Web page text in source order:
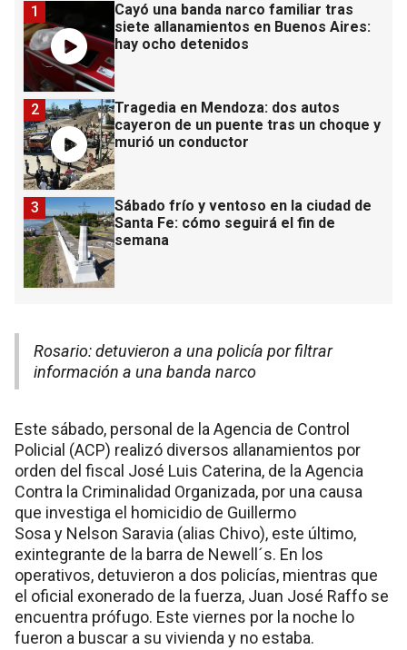
Cayó una banda narco familiar tras
siete allanamientos en Buenos Aires:
hay ocho detenidos
1
Tragedia en Mendoza: dos autos
cayeron de un puente tras un choque y
murió un conductor
2
Sábado frío y ventoso en la ciudad de
Santa Fe: cómo seguirá el fin de
semana
3
Rosario: detuvieron a una policía por filtrar
información a una banda narco
Este sábado, personal de la Agencia de Control
Policial (ACP) realizó diversos allanamientos por
orden del fiscal José Luis Caterina, de la Agencia
Contra la Criminalidad Organizada, por una causa
que investiga el homicidio de Guillermo
Sosa y Nelson Saravia (alias Chivo), este último,
exintegrante de la barra de Newell´s. En los
operativos, detuvieron a dos policías, mientras que
el oficial exonerado de la fuerza, Juan José Raffo se
encuentra prófugo. Este viernes por la noche lo
fueron a buscar a su vivienda y no estaba.